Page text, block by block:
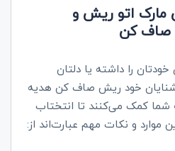
مارک اتو ریش و
صاف کن
را داشته یا دلتان
خود ریش صاف کن هدیه
شما کمک می‌کنند تا انتختاب
موارد و نکات مهم عبارت‌اند از: